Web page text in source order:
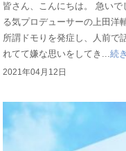
皆さん、こんにちは。 急い
る気プロデューサーの上田洋
所謂ドモりを発症し、人前で
れてて嫌な思いをしてき...続
2021年04月12日